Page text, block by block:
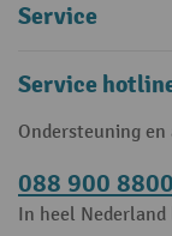
Service
Service
Ondersteuning en
088 900 8800
In heel